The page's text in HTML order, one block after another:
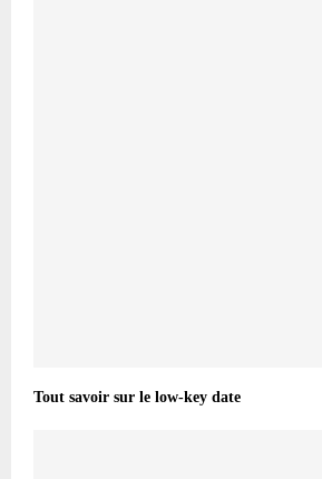
Tout savoir sur le low-key date